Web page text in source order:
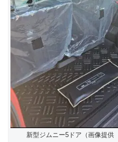
新型ジムニー5ドア（画像提供